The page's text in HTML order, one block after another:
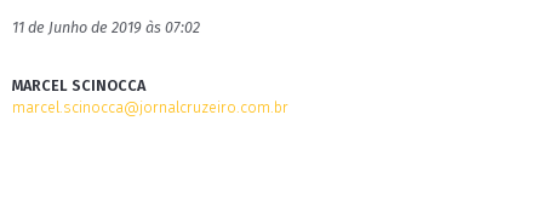
11 de Junho de 2019 às 07:02
MARCEL SCINOCCA
marcel.scinocca@jornalcruzeiro.com.br